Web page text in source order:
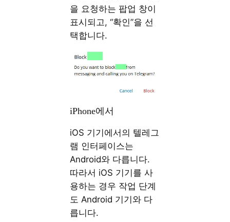
을 요청하는 팝업 창이
표시되고, “확인”을 선
택합니다.
iPhone에서
iOS 기기에서의 텔레그
램 인터페이스는
Android와 다릅니다.
따라서 iOS 기기를 사
용하는 경우 작업 단계
도 Android 기기와 다
릅니다.